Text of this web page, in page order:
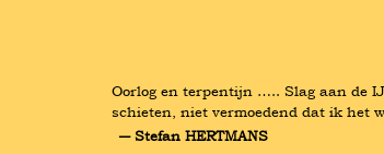
Oorlog en terpentijn ….. Slag aan de
schieten, niet vermoedend dat ik het
― Stefan HERTMANS